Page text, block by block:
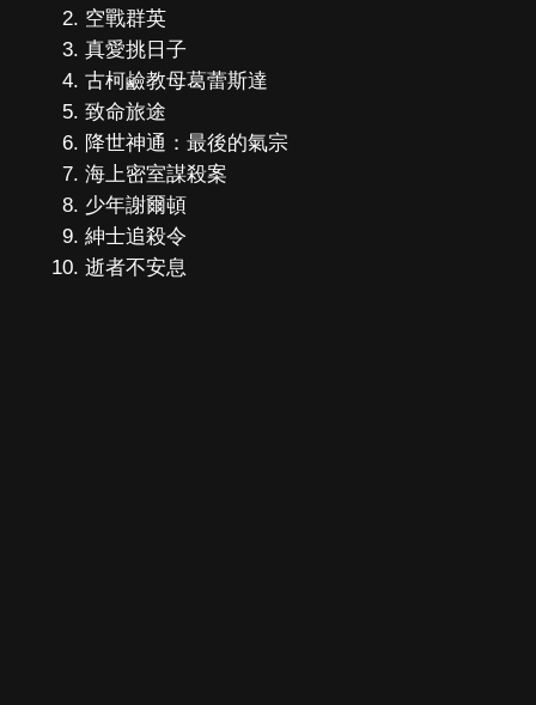
空戰群英
真愛挑日子
古柯鹼教母葛蕾斯達
致命旅途
降世神通：最後的氣宗
海上密室謀殺案
少年謝爾頓
紳士追殺令
逝者不安息